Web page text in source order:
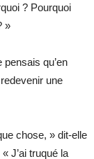
? Pourquoi
»
qu’en
une
chose, » dit-elle
J’ai truqué la